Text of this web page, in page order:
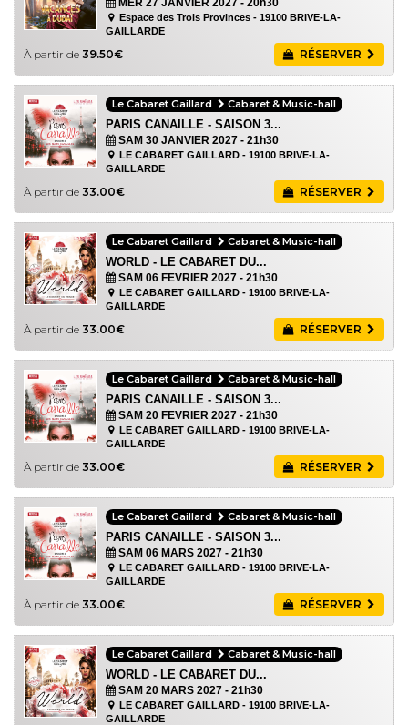
MER 27 JANVIER 2027 - 20h30
Espace des Trois Provinces - 19100 BRIVE-LA-
GAILLARDE
À partir de 39.50€ RÉSERVER
Le Cabaret Gaillard Cabaret & Music-hall
PARIS CANAILLE - SAISON 3...
SAM 30 JANVIER 2027 - 21h30
LE CABARET GAILLARD - 19100 BRIVE-LA-
GAILLARDE
À partir de 33.00€ RÉSERVER
Le Cabaret Gaillard Cabaret & Music-hall
WORLD - LE CABARET DU...
SAM 06 FEVRIER 2027 - 21h30
LE CABARET GAILLARD - 19100 BRIVE-LA-
GAILLARDE
À partir de 33.00€ RÉSERVER
Le Cabaret Gaillard Cabaret & Music-hall
PARIS CANAILLE - SAISON 3...
SAM 20 FEVRIER 2027 - 21h30
LE CABARET GAILLARD - 19100 BRIVE-LA-
GAILLARDE
À partir de 33.00€ RÉSERVER
Le Cabaret Gaillard Cabaret & Music-hall
PARIS CANAILLE - SAISON 3...
SAM 06 MARS 2027 - 21h30
LE CABARET GAILLARD - 19100 BRIVE-LA-
GAILLARDE
À partir de 33.00€ RÉSERVER
Le Cabaret Gaillard Cabaret & Music-hall
WORLD - LE CABARET DU...
SAM 20 MARS 2027 - 21h30
LE CABARET GAILLARD - 19100 BRIVE-LA-
GAILLARDE